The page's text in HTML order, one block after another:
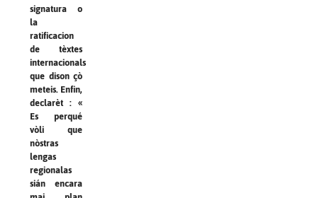
signatura o
la
ratificacion
de tèxtes
internacionals
que dison çò
meteis. Enfin,
declarèt : «
Es perqué
vòli que
nòstras
lengas
regionalas
sián encara